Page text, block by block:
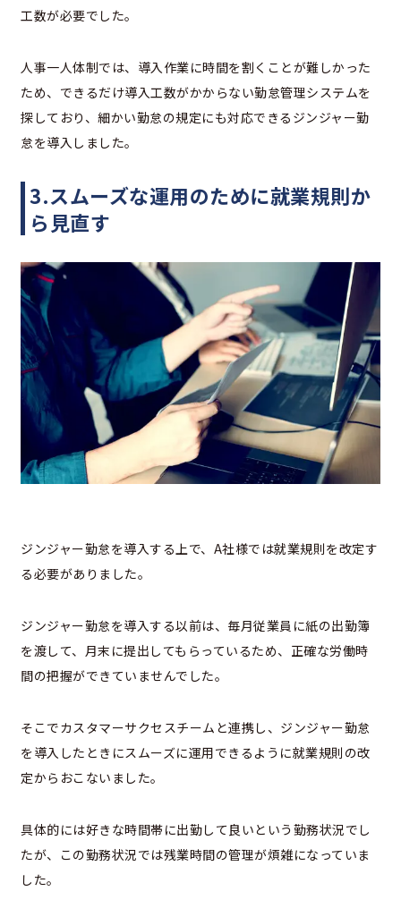
工数が必要でした。
人事一人体制では、導入作業に時間を割くことが難しかった
ため、できるだけ導入工数がかからない勤怠管理システムを
探しており、細かい勤怠の規定にも対応できるジンジャー勤
怠を導入しました。
3.スムーズな運用のために就業規則か
ら見直す
ジンジャー勤怠を導入する上で、A社様では就業規則を改定す
る必要がありました。
ジンジャー勤怠を導入する以前は、毎月従業員に紙の出勤簿
を渡して、月末に提出してもらっているため、正確な労働時
間の把握ができていませんでした。
そこでカスタマーサクセスチームと連携し、ジンジャー勤怠
を導入したときにスムーズに運用できるように就業規則の改
定からおこないました。
具体的には好きな時間帯に出勤して良いという勤務状況でし
たが、この勤務状況では残業時間の管理が煩雑になっていま
した。